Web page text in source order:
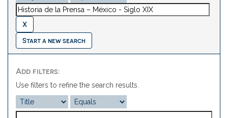
Start a new search
Add filters:
Use filters to refine the search results.